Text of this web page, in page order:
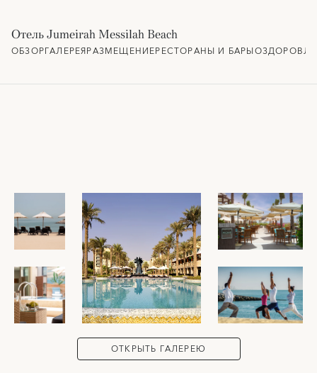
Отель Jumeirah Messilah Beach
ОБЗОРГАЛЕРЕЯРАЗМЕЩЕНИЕРЕСТОРАНЫ И БАРЫ
ОТКРЫТЬ ГАЛЕРЕЮ